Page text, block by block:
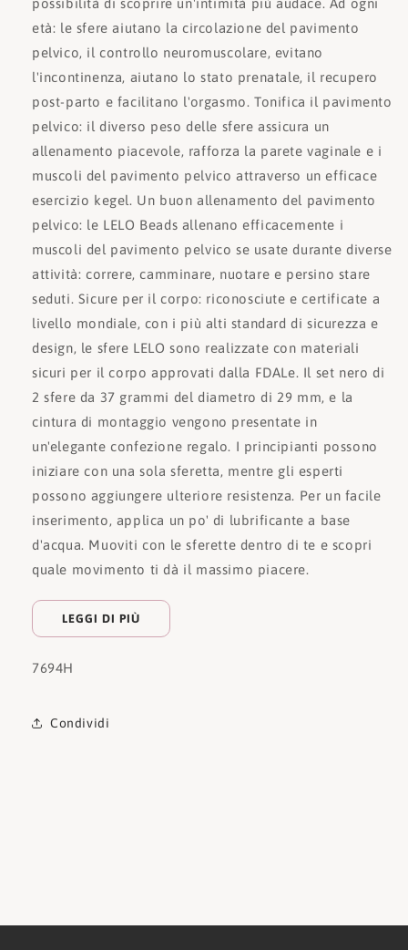
possibilità di scoprire un'intimità più audace. Ad ogni
età: le sfere aiutano la circolazione del pavimento
pelvico, il controllo neuromuscolare, evitano
l'incontinenza, aiutano lo stato prenatale, il recupero
post-parto e facilitano l'orgasmo. Tonifica il pavimento
pelvico: il diverso peso delle sfere assicura un
allenamento piacevole, rafforza la parete vaginale e i
muscoli del pavimento pelvico attraverso un efficace
esercizio kegel. Un buon allenamento del pavimento
pelvico: le LELO Beads allenano efficacemente i
muscoli del pavimento pelvico se usate durante diverse
attività: correre, camminare, nuotare e persino stare
seduti. Sicure per il corpo: riconosciute e certificate a
livello mondiale, con i più alti standard di sicurezza e
design, le sfere LELO sono realizzate con materiali
sicuri per il corpo approvati dalla FDALe. Il set nero di
2 sfere da 37 grammi del diametro di 29 mm, e la
cintura di montaggio vengono presentate in
un'elegante confezione regalo. I principianti possono
iniziare con una sola sferetta, mentre gli esperti
possono aggiungere ulteriore resistenza. Per un facile
inserimento, applica un po' di lubrificante a base
d'acqua. Muoviti con le sferette dentro di te e scopri
quale movimento ti dà il massimo piacere.
LEGGI DI PIÙ
7694H
Condividi